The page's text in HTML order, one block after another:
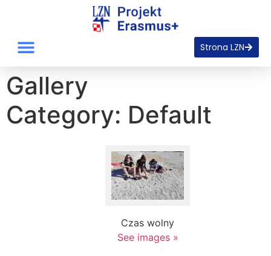
Strona LZN
Gallery
Category: Default
Czas wolny
See images »